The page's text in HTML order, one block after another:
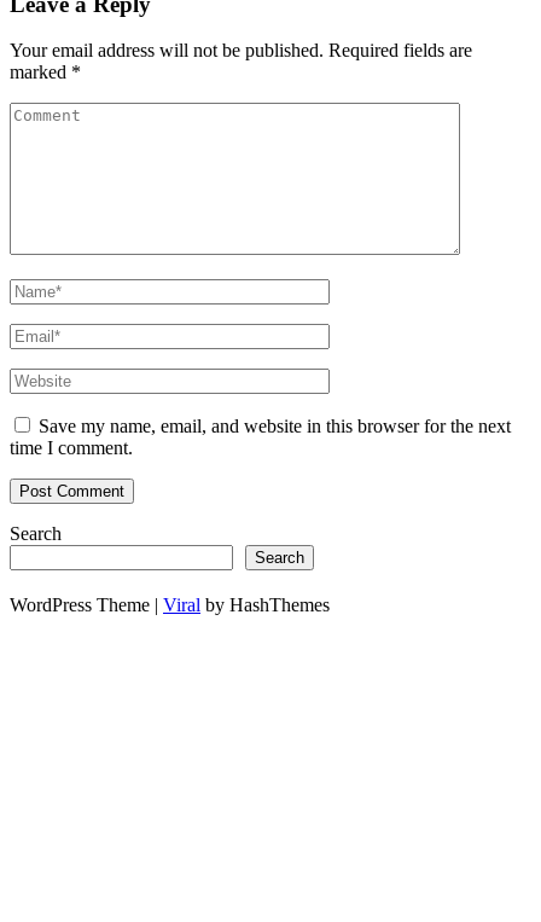
Your email address will not be published. Required fields are
marked *
Save my name, email, and website in this browser for the next
time I comment.
Search
Search
WordPress Theme | Viral by HashThemes